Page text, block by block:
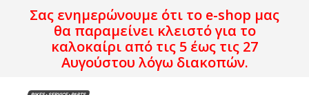
Σας ενημερώνουμε ότι το e-shop μας
θα παραμείνει κλειστό για το
καλοκαίρι από τις 5 έως τις 27
Αυγούστου λόγω διακοπών.